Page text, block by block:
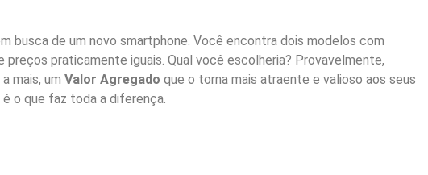
busca de um novo smartphone. Você encontra dois modelos com
preços praticamente iguais. Qual você escolheria? Provavelmente,
mais, um Valor Agregado que o torna mais atraente e valioso aos seus
é o que faz toda a diferença.